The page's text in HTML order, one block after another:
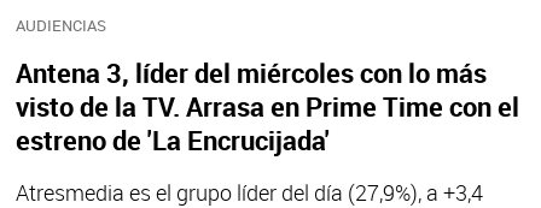
AUDIENCIAS
Antena 3, líder del miércoles con lo más
visto de la TV. Arrasa en Prime Time con el
estreno de 'La Encrucijada'
Atresmedia es el grupo líder del día (27,9%), a +3,4